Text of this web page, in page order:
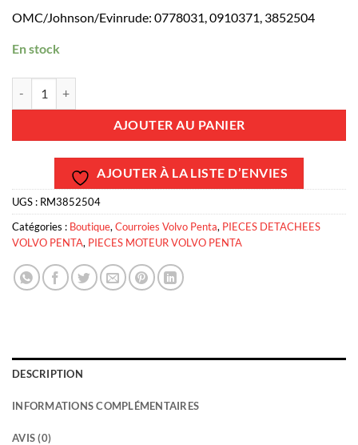
OMC/Johnson/Evinrude: 0778031, 0910371, 3852504
En stock
AJOUTER AU PANIER
AJOUTER À LA LISTE D’ENVIES
UGS : RM3852504
Catégories : Boutique, Courroies Volvo Penta, PIECES DETACHEES
VOLVO PENTA, PIECES MOTEUR VOLVO PENTA
DESCRIPTION
INFORMATIONS COMPLÉMENTAIRES
AVIS (0)